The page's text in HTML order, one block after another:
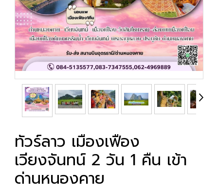
ทัวร์ลาว เมืองเฟือง
เวียงจันทน์ 2 วัน 1 คืน เข้า
ด่านหนองคาย